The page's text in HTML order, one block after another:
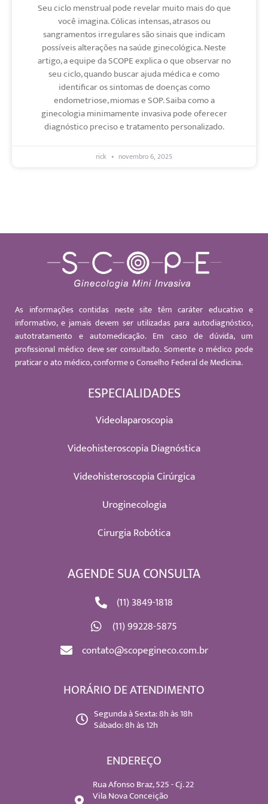
Seu ciclo menstrual pode revelar muito mais do que
você imagina. Cólicas intensas, atrasos ou
sangramentos irregulares são sinais que indicam
possíveis alterações na saúde ginecológica. Neste
artigo, a equipe da SCOPE explica o que observar no
seu ciclo, quando buscar ajuda médica e como
identificar os sintomas de doenças como
endometriose, miomas e SOP. Saiba como a
ginecologia minimamente invasiva pode oferecer
diagnóstico preciso e tratamento personalizado.
rick novembro 6, 2025
As informações contidas neste site têm caráter educativo e
informativo, e jamais devem ser utilizadas para autodiagnóstico,
autotratamento e automedicação. Em caso de dúvida, um
profissional médico deve ser consultado. Somente o médico pode
praticar o ato médico, conforme o Conselho Federal de Medicina.
ESPECIALIDADES
Videolaparoscopia
Videohisteroscopia Diagnóstica
Videohisteroscopia Cirúrgica
Uroginecologia
Cirurgia Robótica
AGENDE SUA CONSULTA
(11) 3849-1818
(11) 99228-5875
contato@scopegineco.com.br
HORÁRIO DE ATENDIMENTO
Segunda à Sexta: 8h às 18h
Sábado: 8h às 12h
ENDEREÇO
Rua Afonso Braz, 525 - Cj. 22
Vila Nova Conceição